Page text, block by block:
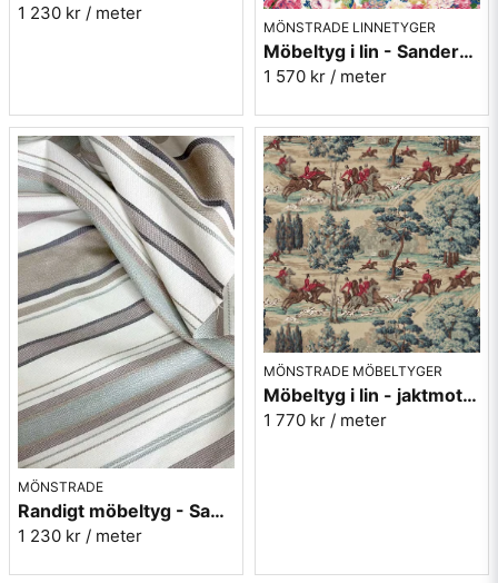
1 230 kr / meter
MÖNSTRADE LINNETYGER
Möbeltyg i lin - Sanderson - Very rose and peony - multi
1 570 kr / meter
MÖNSTRADE
Randigt möbeltyg - Sanderson Dobby Stripe Mineral
1 230 kr / meter
MÖNSTRADE MÖBELTYGER
Möbeltyg i lin - jaktmotiv - Tally ho - teal/ruby
1 770 kr / meter